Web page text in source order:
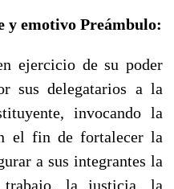
y emotivo Preámbulo:
ejercicio de su poder
sus delegatarios a la
invocando la
el fin de fortalecer la
a sus integrantes la
la justicia, la